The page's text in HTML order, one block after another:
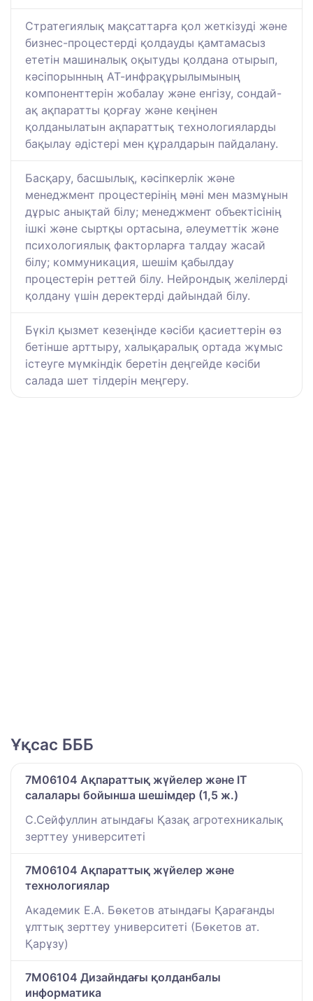
Стратегиялық мақсаттарға қол жеткізуді және
бизнес-процестерді қолдауды қамтамасыз
ететін машиналық оқытуды қолдана отырып,
кәсіпорынның АТ-инфрақұрылымының
компоненттерін жобалау және енгізу, сондай-
ақ ақпаратты қорғау және кеңінен
қолданылатын ақпараттық технологияларды
бақылау әдістері мен құралдарын пайдалану.
Басқару, басшылық, кәсіпкерлік және
менеджмент процестерінің мәні мен мазмұнын
дұрыс анықтай білу; менеджмент объектісінің
ішкі және сыртқы ортасына, әлеуметтік және
психологиялық факторларға талдау жасай
білу; коммуникация, шешім қабылдау
процестерін реттей білу. Нейрондық желілерді
қолдану үшін деректерді дайындай білу.
Бүкіл қызмет кезеңінде кәсіби қасиеттерін өз
бетінше арттыру, халықаралық ортада жұмыс
істеуге мүмкіндік беретін деңгейде кәсіби
салада шет тілдерін меңгеру.
Ұқсас БББ
7M06104 Ақпараттық жүйелер және IT
салалары бойынша шешімдер (1,5 ж.)
С.Сейфуллин атындағы Қазақ агротехникалық
зерттеу университеті
7M06104 Ақпараттық жүйелер және
технологиялар
Академик Е.А. Бөкетов атындағы Қарағанды
ұлттық зерттеу университеті (Бөкетов ат.
Қарұзу)
7M06104 Дизайндағы қолданбалы
информатика